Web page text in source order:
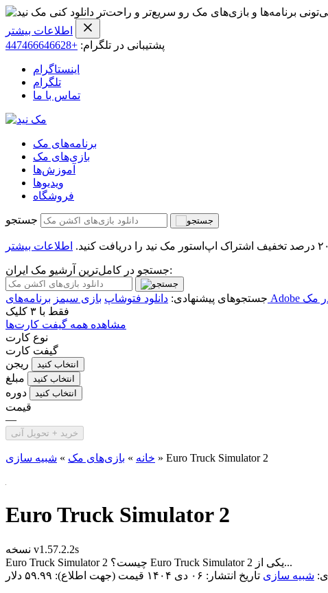
برنامه‌ها و بازی‌های مک رو سریع‌تر و راحت‌تر دانلود کنی
اطلاعات بیشتر
پشتیبانی در تلگرام: +447466646628
اینستاگرام
تلگرام
تماس با ما
برنامه‌های مک
بازی‌های مک
آموزش‌ها
ویدیو‌ها
فروشگاه
جستجو
اطلاعات بیشتر
جستجو در کامل‌ترین آرشیو مک ایران:
جستجوهای پیشنهادی: دانلود فتوشاپ بازی سیمز
مک
فقط با ۳ کلیک
مشاهده همه گیفت کارت‌ها
نوع کارت
گیفت کارت
ریجن
انتخاب کنید
مبلغ انتخاب کنید
دوره انتخاب کنید
قیمت
—
خرید + تحویل آنی
خانه » بازی‌های مک » شبیه سازی » Euro Truck Simulator 2
Euro Truck Simulator 2
نسخه v1.57.2.2s
Euro Truck Simulator 2 چیست؟ Euro Truck Simulator 2 یکی از...
شبیه سازی تاریخ انتشار: ۰۶ دی ۱۴۰۴ قیمت (جهت اطلاع): ۵۹.۹۹ دلار